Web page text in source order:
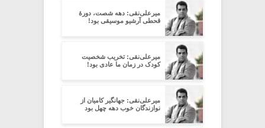
میرعلی‌نقی: دهه شصت، دورۀ
قحطی آرشیو موسیقی بود!
میرعلی‌نقی: تخریب شخصیت
کودک در زمان ما عادی بود!
میرعلی‌نقی: جهانگیر کامیان از
نوازندگان خوب دهه چهل بود